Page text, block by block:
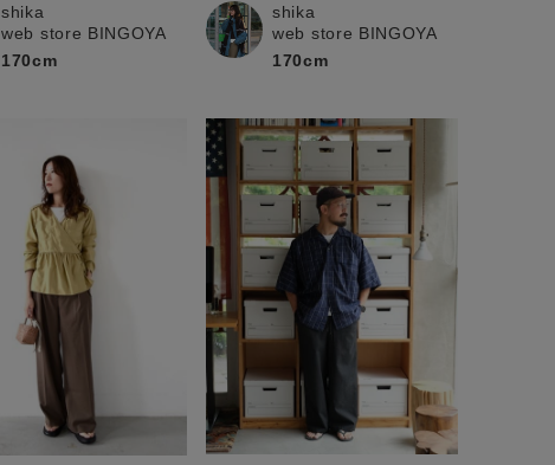
shika
web store BINGOYA
170cm
shika
web store BINGOYA
170cm